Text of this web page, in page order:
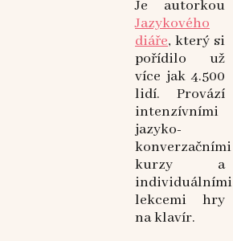
Je autorkou
Jazykového
diáře, který si
pořídilo už
více jak 4.500
lidí. Provází
intenzívními
jazyko-
konverzačními
kurzy a
individuálními
lekcemi hry
na klavír.